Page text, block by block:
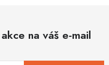
na váš e-mail